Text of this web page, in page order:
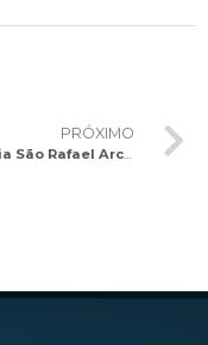
PRÓXIMO
Paróquia São Rafael Arcanjo celebra a Festa dos Arcanjos